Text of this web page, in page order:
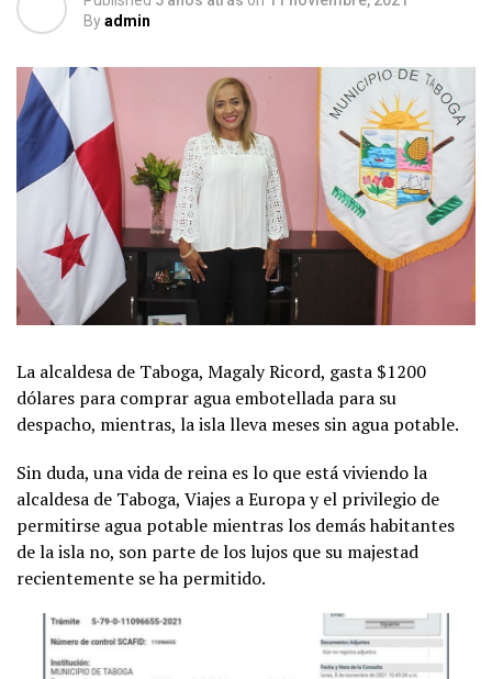
Byadmin
La alcaldesa de Taboga, Magaly Ricord, gasta $1200
dólares para comprar agua embotellada para su
despacho, mientras, la isla lleva meses sin agua potable.
Sin duda, una vida de reina es lo que está viviendo la
alcaldesa de Taboga, Viajes a Europa y el privilegio de
permitirse agua potable mientras los demás habitantes
de la isla no, son parte de los lujos que su majestad
recientemente se ha permitido.